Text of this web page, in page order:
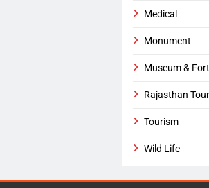
Medical
Monument
Museum &
Rajasthan
Tourism
Wild Life